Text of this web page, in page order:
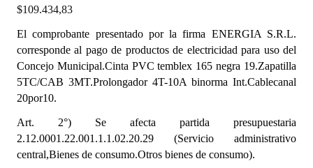
INSTITUCIONAL
Antiguos Pobladores
Noticias Destacadas
Registros y Distinciones
Datos Históricos
Premio al Mérito - Registro
$109.434,83
El comprobante presentado por la firma ENERGIA S.R.L.
corresponde al pago de productos de electricidad para uso del
Concejo Municipal.Cinta PVC temblex 165 negra 19.Zapatilla
5TC/CAB 3MT.Prolongador 4T-10A binorma Int.Cablecanal
20por10.
Art. 2°) Se afecta partida presupuestaria
2.12.0001.22.001.1.1.02.20.29 (Servicio administrativo
central,Bienes de consumo.Otros bienes de consumo).